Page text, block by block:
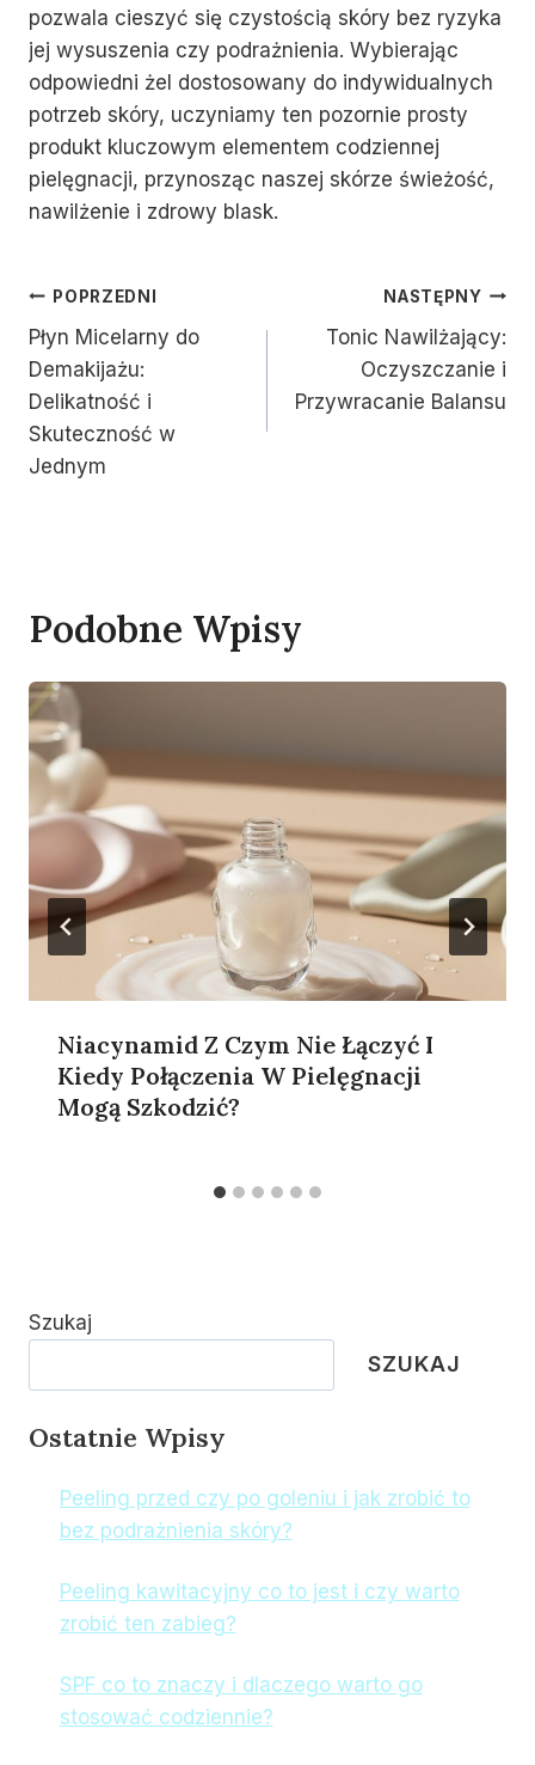
pozwala cieszyć się czystością skóry bez ryzyka
jej wysuszenia czy podrażnienia. Wybierając
odpowiedni żel dostosowany do indywidualnych
potrzeb skóry, uczyniamy ten pozornie prosty
produkt kluczowym elementem codziennej
pielęgnacji, przynosząc naszej skórze świeżość,
nawilżenie i zdrowy blask.
Nawigacja
Wpisu
POPRZEDNI
Płyn Micelarny do
Demakijażu:
Delikatność i
Skuteczność w
Jednym
NASTĘPNY
Tonic Nawilżający:
Oczyszczanie i
Przywracanie Balansu
Podobne Wpisy
Niacynamid Z Czym Nie Łączyć I
Kiedy Połączenia W Pielęgnacji
Mogą Szkodzić?
Szukaj
SZUKAJ
Ostatnie Wpisy
Peeling przed czy po goleniu i jak zrobić to
bez podrażnienia skóry?
Peeling kawitacyjny co to jest i czy warto
zrobić ten zabieg?
SPF co to znaczy i dlaczego warto go
stosować codziennie?